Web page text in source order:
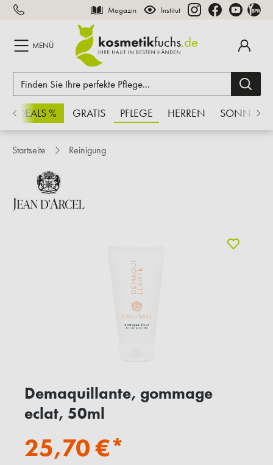
springen Magazin Institut
MENÜ
% GRATIS PFLEGE HERREN SONNE
Startseite Reinigung
Demaquillante, gommage
eclat, 50ml
25,70 €*